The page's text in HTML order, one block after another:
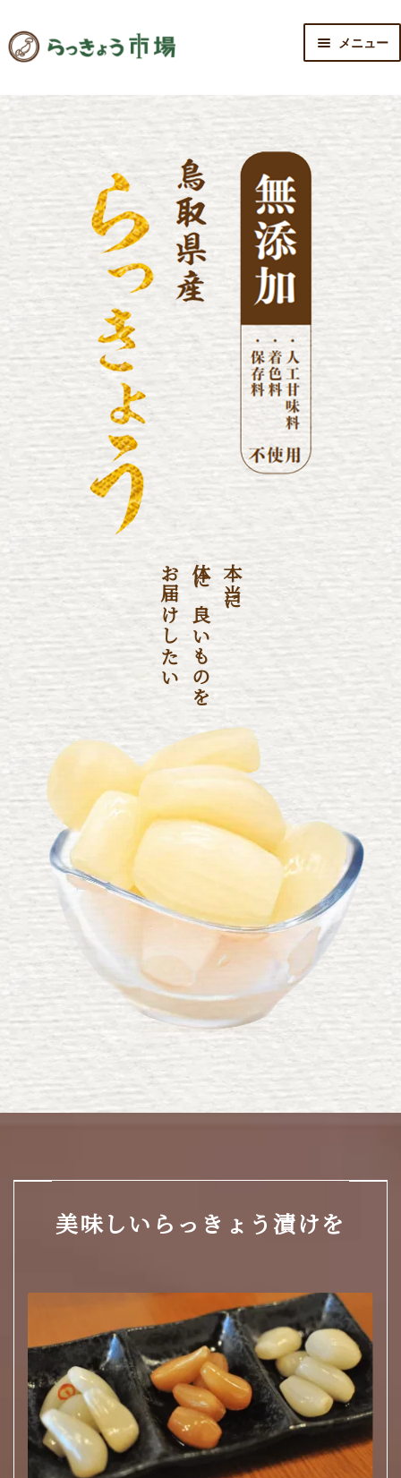
ナ
ビ
ー
ョ
プ
コ
ン
ン
へ
メニュー
トップ
会社概要
ショップ
お問い合わせ
本当に
体に良いものを
お届けしたい
美味しいらっきょう漬けを